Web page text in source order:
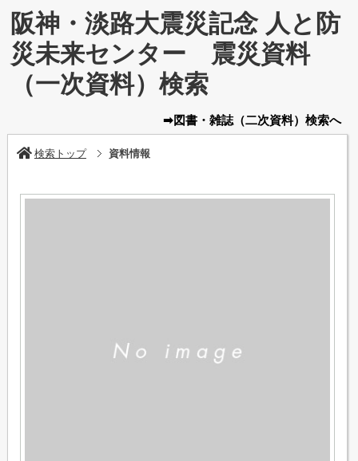
阪神・淡路大震災記念 人と防
災未来センター 震災資料
（一次資料）検索
➡図書・雑誌（二次資料） 検索へ
検索トップ 資料情報